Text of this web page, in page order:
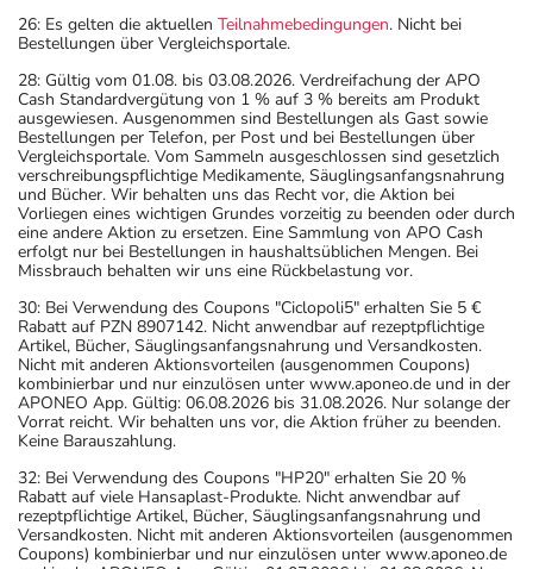
26: Es gelten die aktuellen Teilnahmebedingungen. Nicht bei
Bestellungen über Vergleichsportale.
28: Gültig vom 01.08. bis 03.08.2026. Verdreifachung der APO
Cash Standardvergütung von 1 % auf 3 % bereits am Produkt
ausgewiesen. Ausgenommen sind Bestellungen als Gast sowie
Bestellungen per Telefon, per Post und bei Bestellungen über
Vergleichsportale. Vom Sammeln ausgeschlossen sind gesetzlich
verschreibungspflichtige Medikamente, Säuglingsanfangsnahrung
und Bücher. Wir behalten uns das Recht vor, die Aktion bei
Vorliegen eines wichtigen Grundes vorzeitig zu beenden oder durch
eine andere Aktion zu ersetzen. Eine Sammlung von APO Cash
erfolgt nur bei Bestellungen in haushaltsüblichen Mengen. Bei
Missbrauch behalten wir uns eine Rückbelastung vor.
30: Bei Verwendung des Coupons "Ciclopoli5" erhalten Sie 5 €
Rabatt auf PZN 8907142. Nicht anwendbar auf rezeptpflichtige
Artikel, Bücher, Säuglingsanfangsnahrung und Versandkosten.
Nicht mit anderen Aktionsvorteilen (ausgenommen Coupons)
kombinierbar und nur einzulösen unter www.aponeo.de und in der
APONEO App. Gültig: 06.08.2026 bis 31.08.2026. Nur solange der
Vorrat reicht. Wir behalten uns vor, die Aktion früher zu beenden.
Keine Barauszahlung.
32: Bei Verwendung des Coupons "HP20" erhalten Sie 20 %
Rabatt auf viele Hansaplast-Produkte. Nicht anwendbar auf
rezeptpflichtige Artikel, Bücher, Säuglingsanfangsnahrung und
Versandkosten. Nicht mit anderen Aktionsvorteilen (ausgenommen
Coupons) kombinierbar und nur einzulösen unter www.aponeo.de